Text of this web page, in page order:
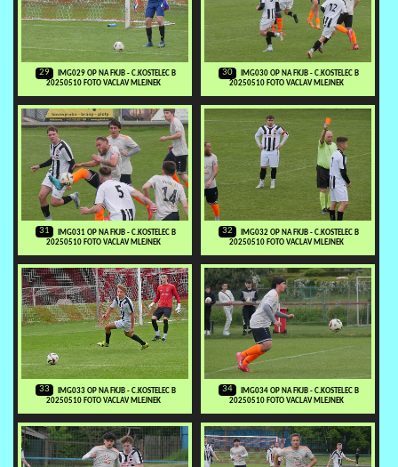
29
IMG029 OP NA FKJB - C.KOSTELEC B
20250510 FOTO VACLAV MLEJNEK
30
IMG030 OP NA FKJB - C.KOSTELEC B
20250510 FOTO VACLAV MLEJNEK
31
IMG031 OP NA FKJB - C.KOSTELEC B
20250510 FOTO VACLAV MLEJNEK
32
IMG032 OP NA FKJB - C.KOSTELEC B
20250510 FOTO VACLAV MLEJNEK
33
IMG033 OP NA FKJB - C.KOSTELEC B
20250510 FOTO VACLAV MLEJNEK
34
IMG034 OP NA FKJB - C.KOSTELEC B
20250510 FOTO VACLAV MLEJNEK